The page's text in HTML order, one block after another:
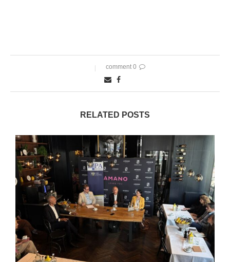
0 comment
RELATED POSTS